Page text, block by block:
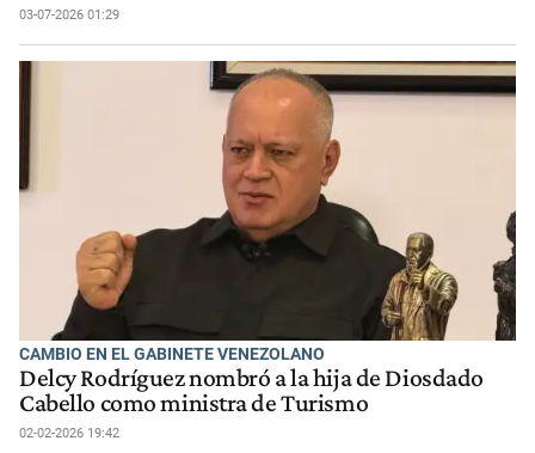
03-07-2026 01:29
CAMBIO EN EL GABINETE VENEZOLANO
Delcy Rodríguez nombró a la hija de Diosdado
Cabello como ministra de Turismo
02-02-2026 19:42